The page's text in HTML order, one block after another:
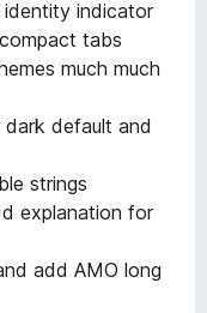
indicator
tabs
much much
default and
strings
explanation for
add AMO long